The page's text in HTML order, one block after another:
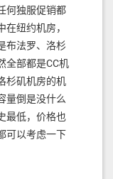
何独服促销都
纽约机房，
布法罗、洛杉
全部都是CC机
杉矶机房的机
量倒是没什么
最低，价格也
可以考虑一下